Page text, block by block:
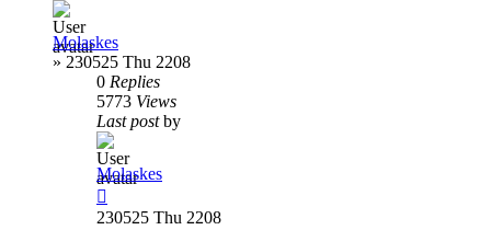
Molaskes
» 230525 Thu 2208
0 Replies
5773 Views
Last postby
Molaskes
230525 Thu 2208